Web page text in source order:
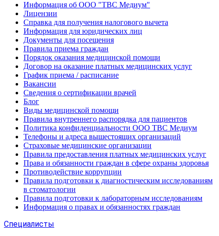
Информация об ООО "ТВС Медиум"
Лицензии
Справка для получения налогового вычета
Информация для юридических лиц
Документы для посещения
Правила приема граждан
Порядок оказания медицинской помощи
Договор на оказание платных медицинских услуг
График приема / расписание
Вакансии
Сведения о сертификации врачей
Блог
Виды медицинской помощи
Правила внутреннего распорядка для пациентов
Политика конфиденциальности ООО ТВС Медиум
Телефоны и адреса вышестоящих организаций
Страховые медицинские организации
Правила предоставления платных медицинских услуг
Права и обязанности граждан в сфере охраны здоровья
Противодействие коррупции
Правила подготовки к диагностическим исследованиям
в стоматологии
Правила подготовки к лабораторным исследованиям
Информация о правах и обязанностях граждан
Специалисты